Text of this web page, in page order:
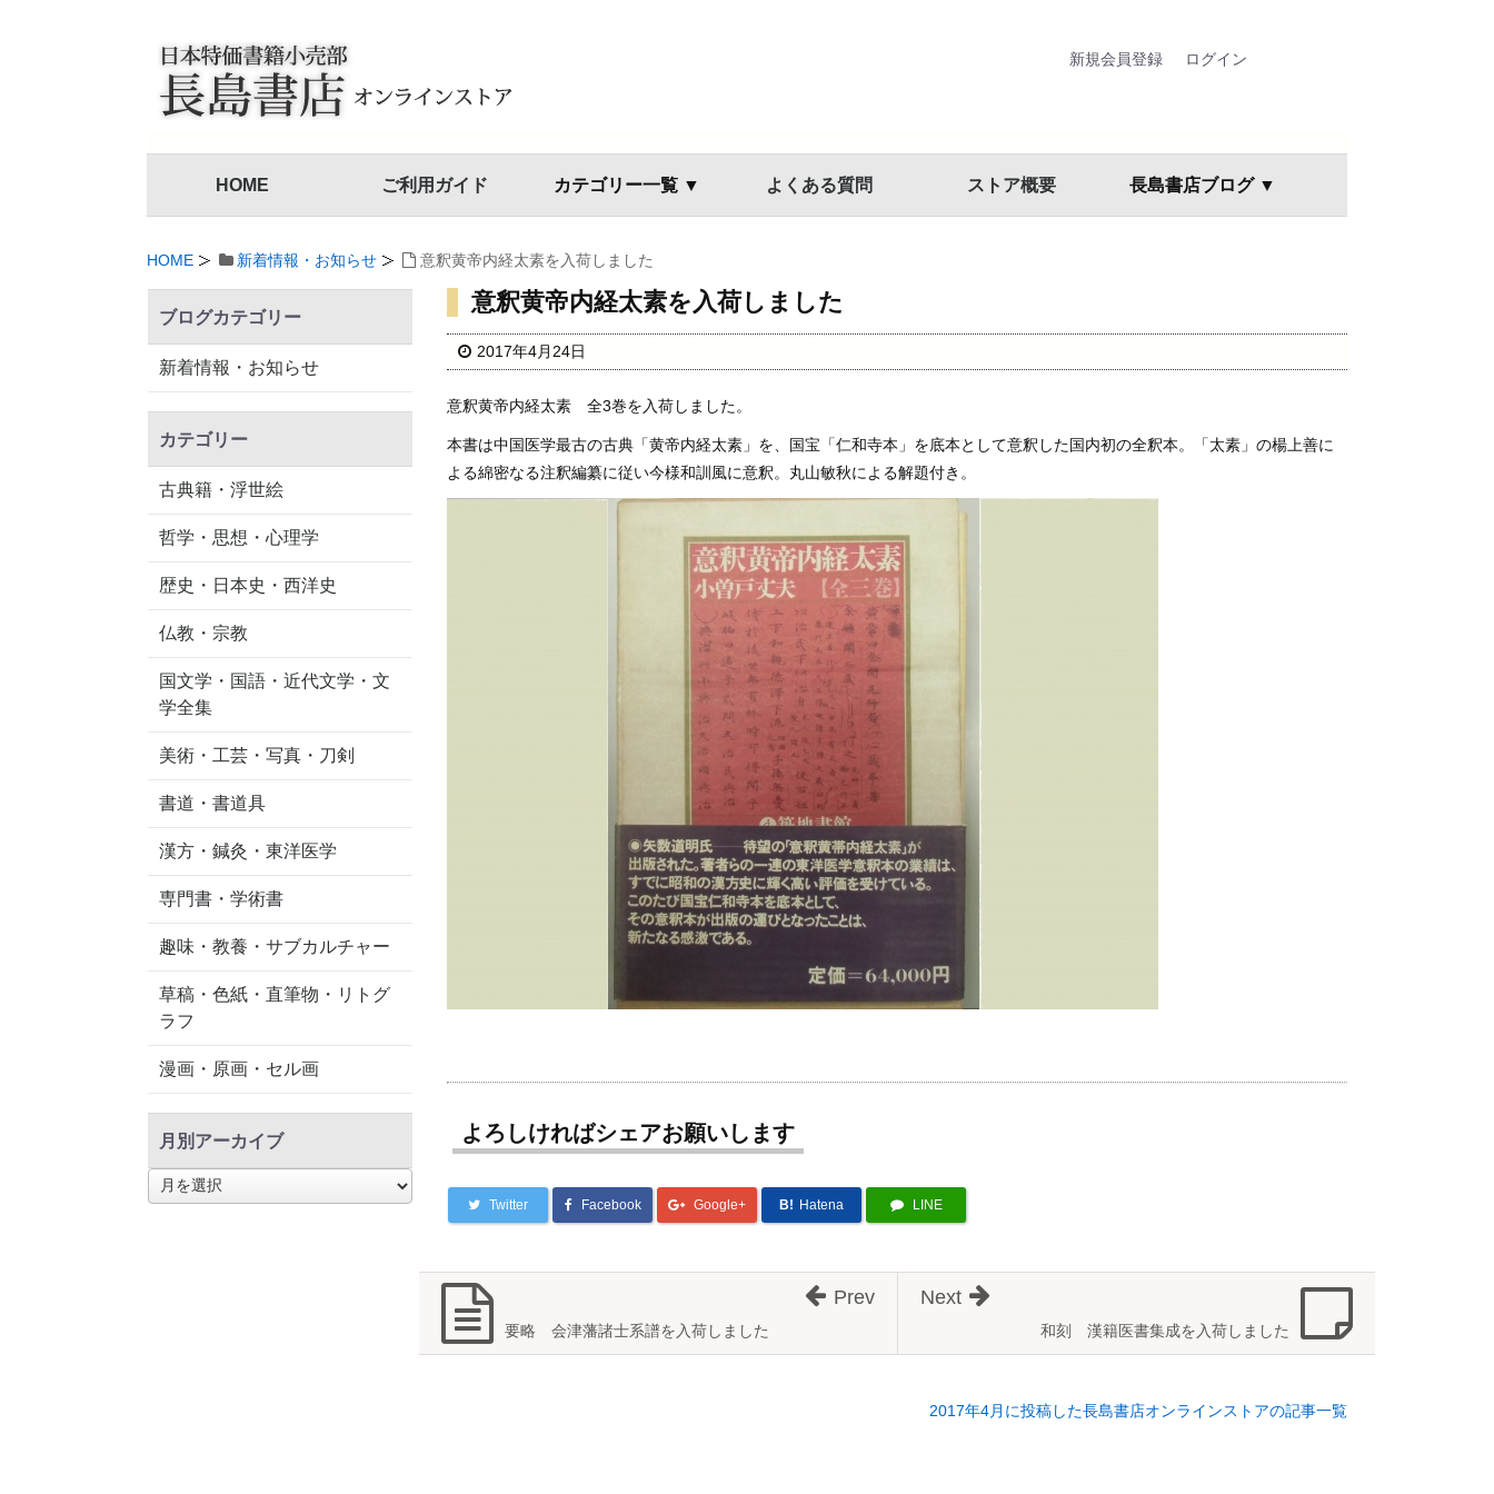
新規会員登録 ログイン
HOME ご利用ガイド カテゴリー一覧 ▼ よくある質問 ストア概要 長島書店ブログ ▼
HOME 新着情報・お知らせ 意釈黄帝内経太素を入荷しました
意釈黄帝内経太素を入荷しました
2017年4月24日
意釈黄帝内経太素 全3巻を入荷しました。
本書は中国医学最古の古典「黄帝内経太素」を、国宝「仁和寺本」を底本として意釈した国内初の全釈本。「太素」の楊上善に
よる綿密なる注釈編纂に従い今様和訓風に意釈。丸山敏秋による解題付き。
よろしければシェアお願いします
Twitter Facebook Google+ B! Hatena LINE
和刻 漢籍医書集成を入荷しました
Next
要略 会津藩諸士系譜を入荷しました
Prev
2017年4月に投稿した長島書店オンラインストアの記事一覧
ブログカテゴリー
新着情報・お知らせ
カテゴリー
古典籍・浮世絵
哲学・思想・心理学
歴史・日本史・西洋史
仏教・宗教
国文学・国語・近代文学・文
学全集
美術・工芸・写真・刀剣
書道・書道具
漢方・鍼灸・東洋医学
専門書・学術書
趣味・教養・サブカルチャー
草稿・色紙・直筆物・リトグ
ラフ
漫画・原画・セル画
月別アーカイブ
別